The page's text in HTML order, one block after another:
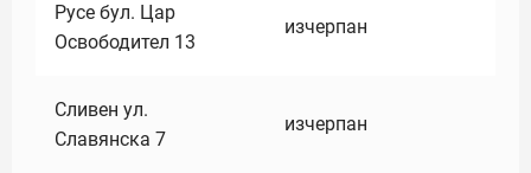
Русе бул. Цар
Освободител 13
изчерпан
Сливен ул.
Славянска 7
изчерпан